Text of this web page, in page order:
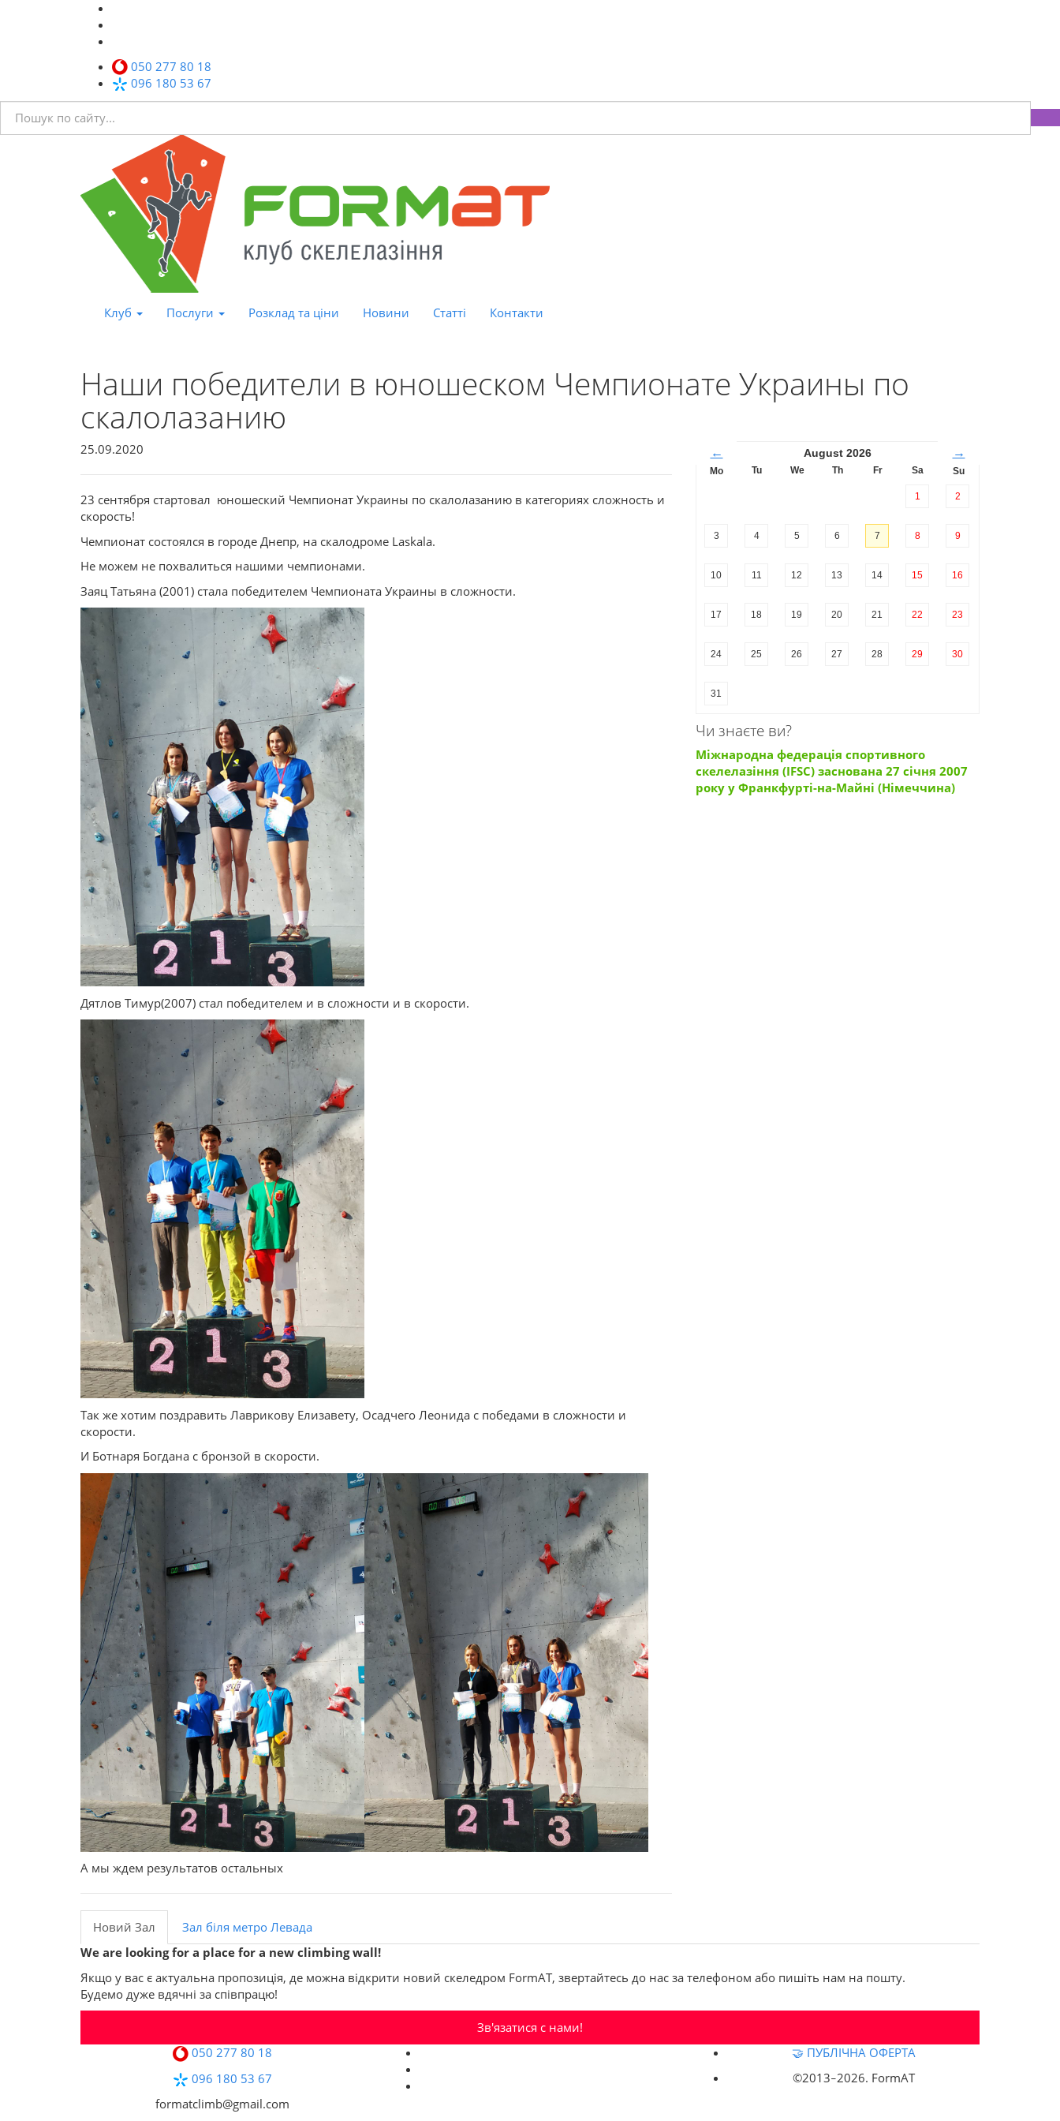
050 277 80 18
096 180 53 67
Клуб Послуги Розклад та ціни Новини Статті Контакти
Наши победители в юношеском Чемпионате Украины по
скалолазанию
25.09.2020
23 сентября стартовал юношеский Чемпионат Украины по скалолазанию в категориях сложность и
скорость!
Чемпионат состоялся в городе Днепр, на скалодроме Laskala.
Не можем не похвалиться нашими чемпионами.
Заяц Татьяна (2001) стала победителем Чемпионата Украины в сложности.
Дятлов Тимур(2007) стал победителем и в сложности и в скорости.
Так же хотим поздравить Лаврикову Елизавету, Осадчего Леонида с победами в сложности и
скорости.
И Ботнаря Богдана с бронзой в скорости.
А мы ждем результатов остальных
← August 2026 →
Mo Tu We Th Fr Sa Su
1 2
3 4 5 6 7 8 9
10 11 12 13 14 15 16
17 18 19 20 21 22 23
24 25 26 27 28 29 30
31
Чи знаєте ви?
Міжнародна федерація спортивного
скелелазіння (IFSC) заснована 27 січня 2007
року у Франкфурті-на-Майні (Німеччина)
Новий Зал
Зал біля метро Левада
We are looking for a place for a new climbing wall!
Якщо у вас є актуальна пропозиція, де можна відкрити новий скеледром FormAT, звертайтесь до нас за телефоном або пишіть нам на пошту.
Будемо дуже вдячні за співпрацю!
Зв'язатися с нами!
050 277 80 18
096 180 53 67
formatclimb@gmail.com
🤝 ПУБЛІЧНА ОФЕРТА
©2013‒2026. FormAT